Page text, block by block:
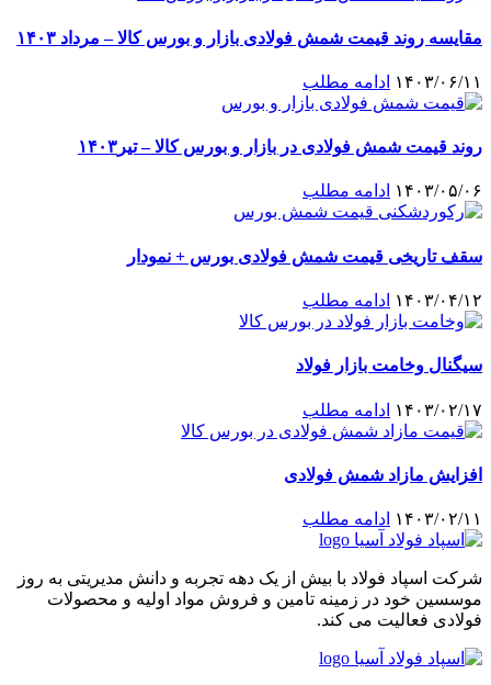
مقایسه روند قیمت شمش فولادی بازار و بورس کالا – مرداد ۱۴۰۳
۱۴۰۳/۰۶/۱۱ ادامه مطلب
روند قیمت شمش فولادی در بازار و بورس کالا – تیر۱۴۰۳
۱۴۰۳/۰۵/۰۶ ادامه مطلب
سقف تاریخی قیمت شمش فولادی بورس + نمودار
۱۴۰۳/۰۴/۱۲ ادامه مطلب
سیگنال وخامت بازار فولاد
۱۴۰۳/۰۲/۱۷ ادامه مطلب
افزایش مازاد شمش فولادی
۱۴۰۳/۰۲/۱۱ ادامه مطلب
شرکت اسپاد فولاد با بیش از یک دهه تجربه و دانش مدیریتی به روز
موسسین خود در زمینه تامین و فروش مواد اولیه و محصولات
فولادی فعالیت می کند.